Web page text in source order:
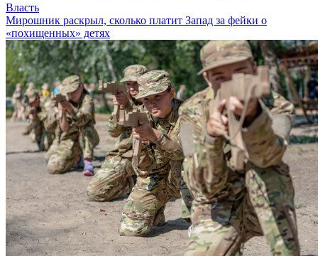
Власть
Мирошник раскрыл, сколько платит Запад за фейки о
«похищенных» детях